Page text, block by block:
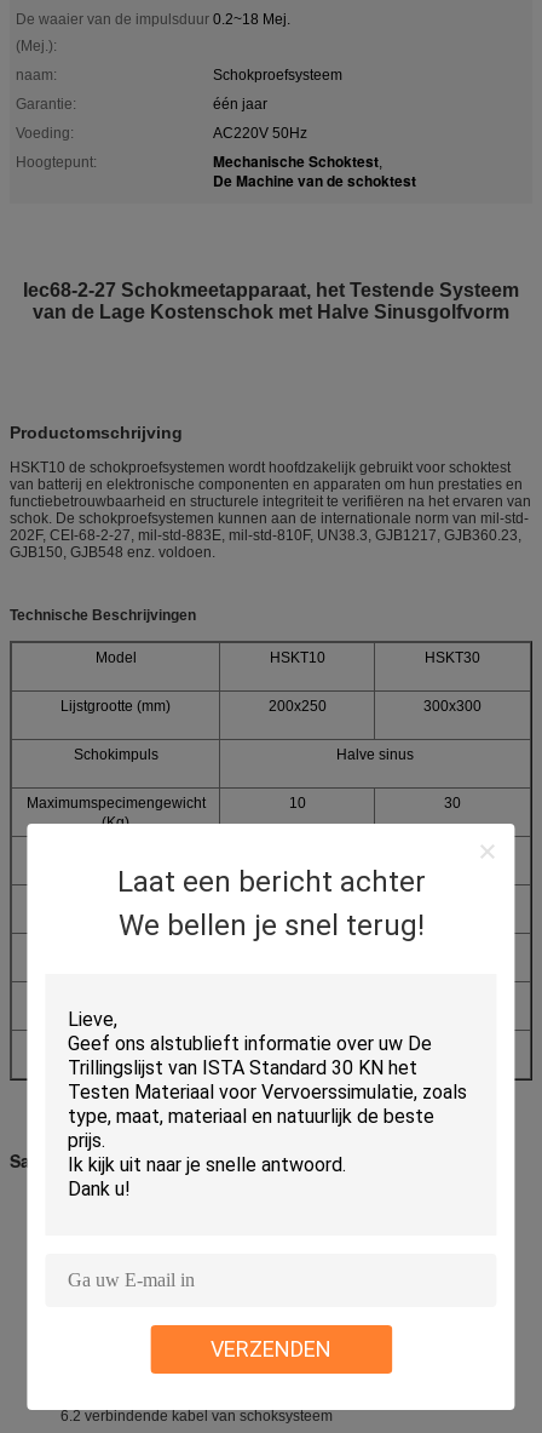
Laat een bericht achter
We bellen je snel terug!
VERZENDEN
De waaier van de impulsduur
(Mej.):
0.2~18 Mej.
naam:
Schokproefsysteem
Garantie:
één jaar
Voeding:
AC220V 50Hz
Hoogtepunt:
Mechanische Schoktest,
De Machine van de schoktest
Iec68-2-27 Schokmeetapparaat, het Testende Systeem
van de Lage Kostenschok met Halve Sinusgolfvorm
Productomschrijving
HSKT10 de schokproefsystemen wordt hoofdzakelijk gebruikt voor schoktest
van batterij en elektronische componenten en apparaten om hun prestaties en
functiebetrouwbaarheid en structurele integriteit te verifiëren na het ervaren van
schok. De schokproefsystemen kunnen aan de internationale norm van mil-std-
202F, CEI-68-2-27, mil-std-883E, mil-std-810F, UN38.3, GJB1217, GJB360.23,
GJB150, GJB548 enz. voldoen.
Technische Beschrijvingen
Model HSKT10 HSKT30
Lijstgrootte (mm) 200x250 300x300
Schokimpuls Halve sinus
Maximumspecimengewicht
(Kg)
10 30
20 ~ 1500
Vereisten
Machinegewicht (Kg)
820
Samenstelling
1)Machinelichaam: HSKT10
4) Computer
6.2 verbindende kabel van schoksysteem